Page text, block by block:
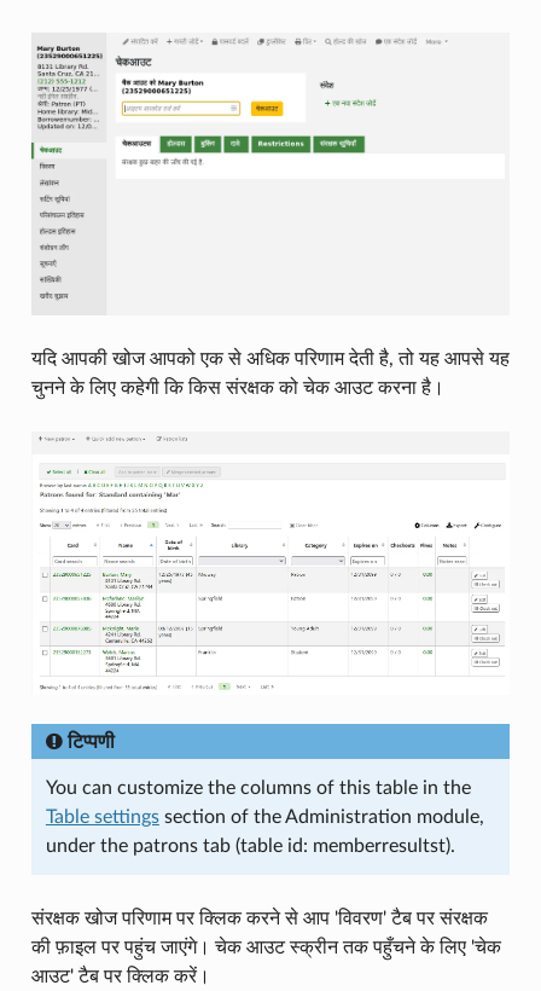
यदि आपकी खोज आपको एक से अधिक परिणाम देती है, तो यह आपसे यह
चुनने के लिए कहेगी कि किस संरक्षक को चेक आउट करना है।
टिप्पणी
You can customize the columns of this table in the
Table settingssection of the Administration module,
under the patrons tab (table id: memberresultst).
संरक्षक खोज परिणाम पर क्लिक करने से आप 'विवरण' टैब पर संरक्षक
की फ़ाइल पर पहुंच जाएंगे। चेक आउट स्क्रीन तक पहुँचने के लिए 'चेक
आउट' टैब पर क्लिक करें।